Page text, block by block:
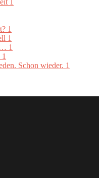
1
1
1
1
1
Schon wieder. 1